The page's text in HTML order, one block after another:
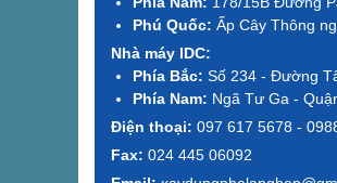
Phú Quốc: Ấp Cây Thông
Nhà máy IDC:
Phía Bắc: Số 234 - Đường
Phía Nam: Ngã Tư Ga -
Điện thoại: 097 617 5678 -
Fax: 024 445 06092